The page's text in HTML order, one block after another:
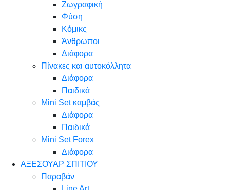
Ζωγραφική
Φύση
Κόμικς
Άνθρωποι
Διάφορα
Πίνακες και αυτοκόλλητα
Διάφορα
Παιδικά
Mini Set καμβάς
Διάφορα
Παιδικά
Mini Set Forex
Διάφορα
ΑΞΕΣΟΥΑΡ ΣΠΙΤΙΟΥ
Παραβάν